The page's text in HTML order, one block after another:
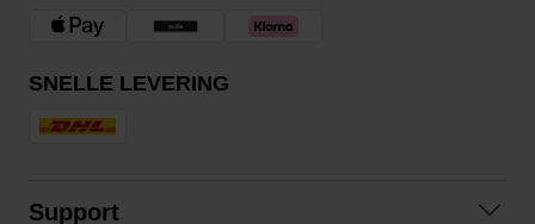
SNELLE LEVERING
Support